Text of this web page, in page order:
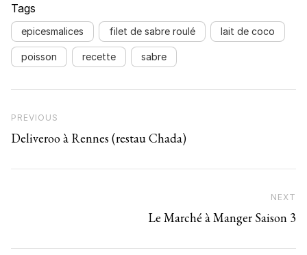
Tags
epicesmalices filet de sabre roulé lait de coco
poisson recette sabre
Previous Post
PREVIOUS
Deliveroo à Rennes (restau Chada)
NEXT
Le Marché à Manger Saison 3